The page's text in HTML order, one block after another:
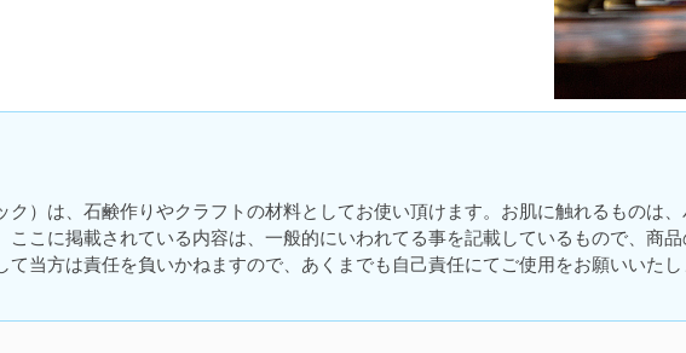
ク）は、石鹸作りやクラフトの材料としてお使い頂けます。お肌に触れるものは
ここに掲載されている内容は、一般的にいわれてる事を記載しているもので、商
て当方は責任を負いかねますので、あくまでも自己責任にてご使用をお願いいた